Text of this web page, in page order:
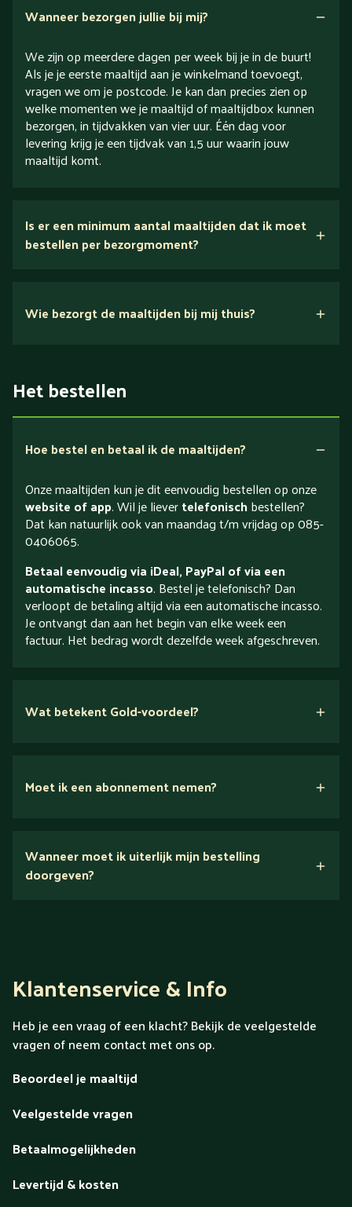
Wanneer bezorgen jullie bij mij?
We zijn op meerdere dagen per week bij je in de buurt!
Als je je eerste maaltijd aan je winkelmand toevoegt,
vragen we om je postcode. Je kan dan precies zien op
welke momenten we je maaltijd of maaltijdbox kunnen
bezorgen, in tijdvakken van vier uur. Één dag voor
levering krijg je een tijdvak van 1,5 uur waarin jouw
maaltijd komt.
Is er een minimum aantal maaltijden dat ik moet
bestellen per bezorgmoment?
Wie bezorgt de maaltijden bij mij thuis?
Het bestellen
Hoe bestel en betaal ik de maaltijden?
Onze maaltijden kun je dit eenvoudig bestellen op onze
website of app. Wil je lievertelefonischbestellen?
Dat kan natuurlijk ook van maandag t/m vrijdag op 085-
0406065.
Betaal eenvoudig via iDeal, PayPal of via een
automatische incasso. Bestel je telefonisch? Dan
verloopt de betaling altijd via een automatische incasso.
Je ontvangt dan aan het begin van elke week een
factuur. Het bedrag wordt dezelfde week afgeschreven.
Wat betekent Gold-voordeel?
Ontdek alles over Gold
Moet ik een abonnement nemen?
Wanneer moet ik uiterlijk mijn bestelling
doorgeven?
Klantenservice & Info
Heb je een vraag of een klacht? Bekijk de veelgestelde
vragen of neem contact met ons op.
Beoordeel je maaltijd
Veelgestelde vragen
Betaalmogelijkheden
Levertijd & kosten